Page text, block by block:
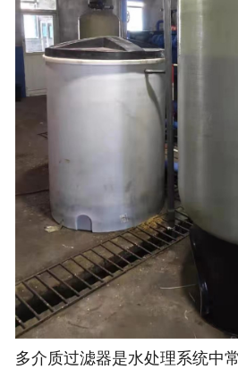
多介质过滤器是水处理系统中